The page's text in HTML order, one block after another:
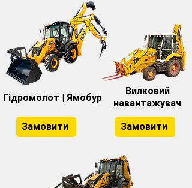
Гідромолот | Ямобур
Вилковий
навантажувач
Замовити Замовити